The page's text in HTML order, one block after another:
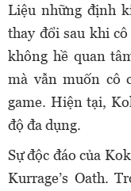
Liệu những định
thay đổi sau khi
không hề quan
mà vẫn muốn cô
game. Hiện tại,
độ đa dụng.
Sự độc đáo của
Kurrage’s Oath.